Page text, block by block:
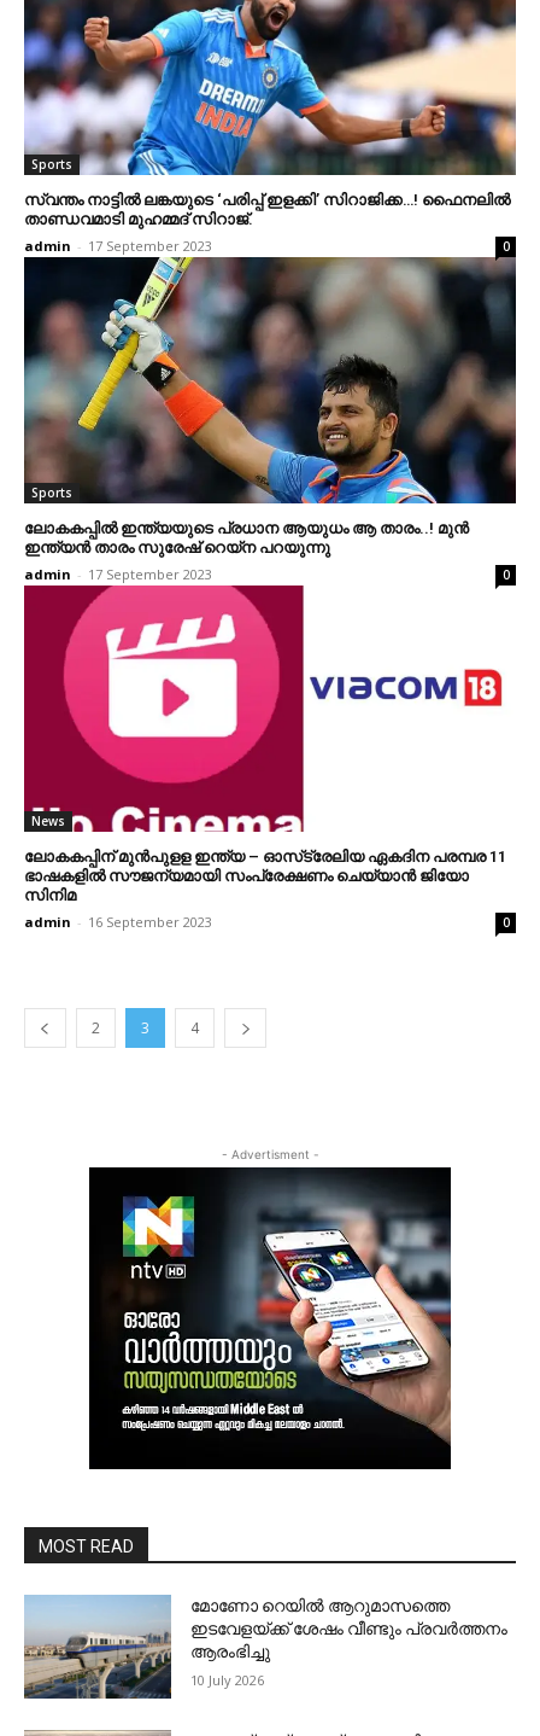
Sports
സ്വന്തം നാട്ടില്‍ ലങ്കയുടെ ‘പരിപ്പ് ഇളക്കി’ സിറാജിക്ക…! ഫൈനലില്‍
താണ്ഡവമാടി മുഹമ്മദ് സിറാജ്.
admin - 17 September 2023 0
Sports
ലോകകപ്പില്‍ ഇന്ത്യയുടെ പ്രധാന ആയുധം ആ താരം..! മുന്‍
ഇന്ത്യന്‍ താരം സുരേഷ് റെയ്ന പറയുന്നു
admin - 17 September 2023 0
News
ലോകകപ്പിന് മുന്‍പുളള ഇന്ത്യ – ഓസ്‌ട്രേലിയ ഏകദിന പരമ്പര 11
ഭാഷകളില്‍ സൗജന്യമായി സംപ്രേക്ഷണം ചെയ്യാന്‍ ജിയോ
സിനിമ
admin - 16 September 2023 0
2 3 4
- Advertisment -
MOST READ
മോണോ റെയില്‍ ആറുമാസത്തെ
ഇടവേളയ്ക്ക് ശേഷം വീണ്ടും പ്രവര്‍ത്തനം
ആരംഭിച്ചു
10 July 2026